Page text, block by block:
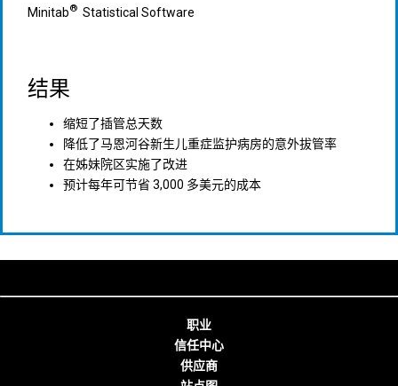
Minitab® Statistical Software
结果
缩短了插管总天数
降低了马恩河谷新生儿重症监护病房的意外拔管率
在姊妹院区实施了改进
预计每年可节省 3,000 多美元的成本
职业
信任中心
供应商